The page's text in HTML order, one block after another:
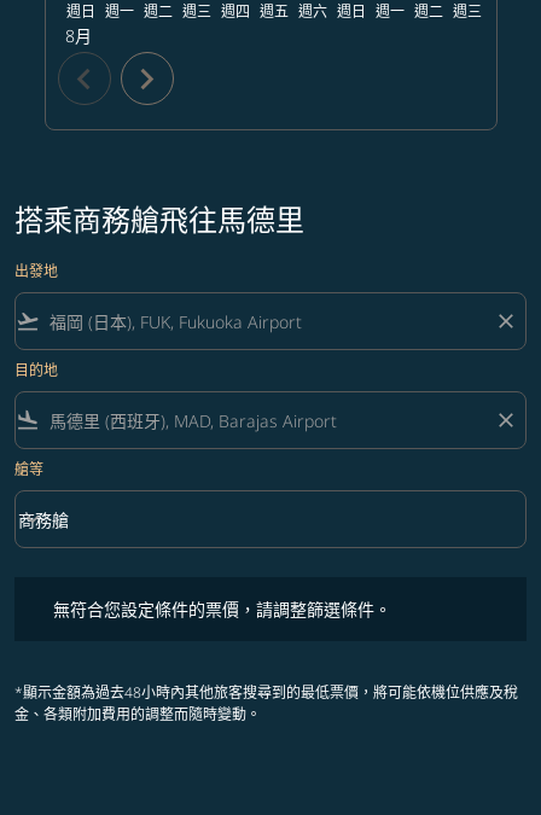
週日
8月
週一 週二 週三 週四 週五 週六 週日 週一 週二 週三
chevron_left chevron_right
搭乘商務艙飛往馬德里
出發地
flight_takeoff close
目的地
flight_land close
艙等
艙等 option 商務艙 Selected
商務艙
keyboard_arrow_down
無符合您設定條件的票價，請調整篩選條件。
*顯示金額為過去48小時內其他旅客搜尋到的最低票價，將可能依機位供應及稅
金、各類附加費用的調整而隨時變動。